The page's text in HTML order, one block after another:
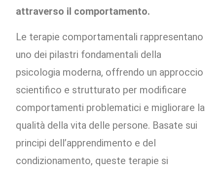
attraverso il comportamento.
Le terapie comportamentali rappresentano
uno dei pilastri fondamentali della
psicologia moderna, offrendo un approccio
scientifico e strutturato per modificare
comportamenti problematici e migliorare la
qualità della vita delle persone. Basate sui
principi dell’apprendimento e del
condizionamento, queste terapie si